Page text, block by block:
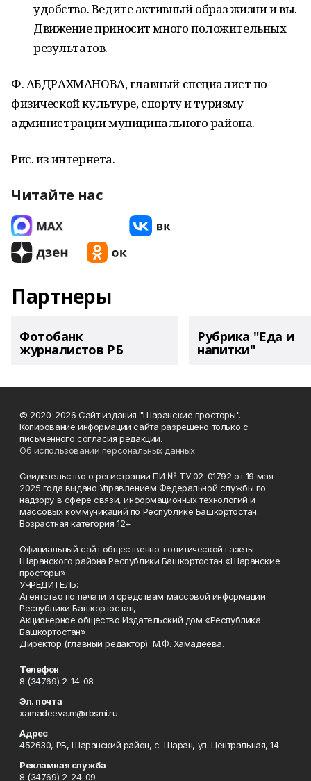
удобство. Ведите активный образ жизни и вы.
Движение приносит много положительных
результатов.
Ф. АБДРАХМАНОВА, главный специалист по
физической культуре, спорту и туризму
администрации муниципального района.
Рис. из интернета.
Читайте нас
Партнеры
Фотобанк
журналистов РБ
Рубрика "Еда и
напитки"
© 2020-2026 Сайт издания "Шаранские просторы".
Копирование информации сайта разрешено только с
письменного согласия редакции.
Об использовании персональных данных
Свидетельство о регистрации ПИ № ТУ 02-01792 от 19 мая
2025 года выдано Управлением Федеральной службы по
надзору в сфере связи, информационных технологий и
массовых коммуникаций по Республике Башкортостан.
Возрастная категория 12+
Официальный сайт общественно-политической газеты
Шаранского района Республики Башкортостан «Шаранские
просторы»
УЧРЕДИТЕЛЬ:
Агентство по печати и средствам массовой информации
Республики Башкортостан,
Акционерное общество Издательский дом «Республика
Башкортостан».
Директор (главный редактор) М.Ф. Хамадеева.
Телефон
8 (34769) 2-14-08
Эл. почта
xamadeeva.m@rbsmi.ru
Адрес
452630, РБ, Шаранский район, с. Шаран, ул. Центральная, 14
Рекламная служба
8 (34769) 2-24-09